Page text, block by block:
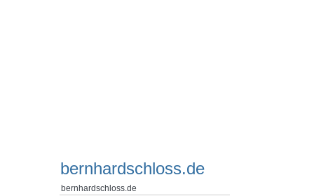
bernhardschloss.de
bernhardschloss.de